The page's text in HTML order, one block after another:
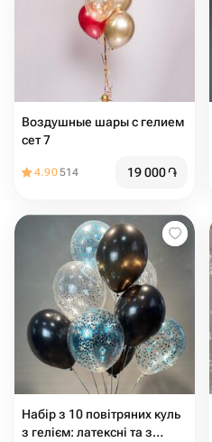
Воздушные шары с гелием
сет 7
4.90514 19 000֏
Набір з 10 повітряних куль
з гелієм: латексні та з